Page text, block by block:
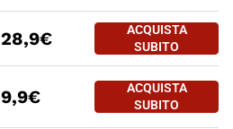
28,9€
ACQUISTA
SUBITO
9,9€
ACQUISTA
SUBITO